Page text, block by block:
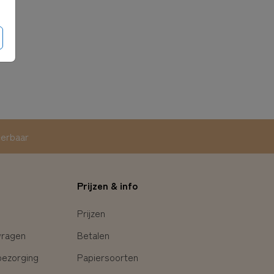
Prijzen & info
Prijzen
Betalen
Papiersoorten